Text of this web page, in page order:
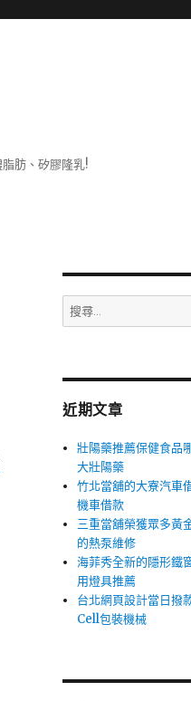
肪、矽膠隆乳!
搜
尋
字:
近期文章
壯陽藥推薦保健食品
大壯陽藥
竹北當舖的大寮汽車
機車借款
三重當舖榮獲眾多黃
的熱泵維修
海菲秀全新的隱形鐵
用燈具推薦
台北網頁設計當日撥
Cell包裝機械